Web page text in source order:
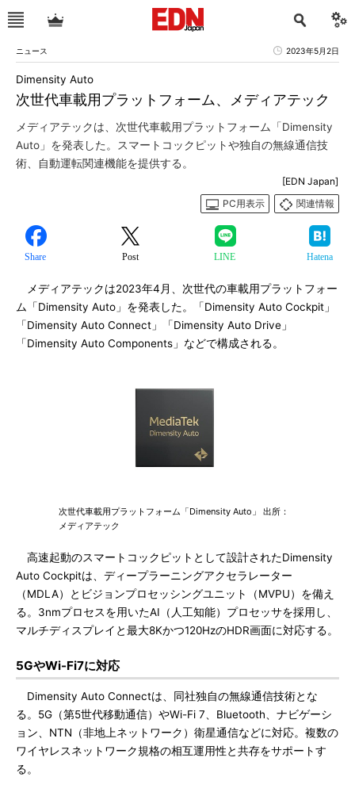
ニュース 2023年5月2日
次世代車載用プラットフォーム、メディアテック
Dimensity Auto
メディアテックは、次世代車載用プラットフォーム「Dimensity
Auto」を発表した。スマートコックピットや独自の無線通信技
術、自動運転関連機能を提供する。
[EDN Japan]
PC用表示
関連情報
Share Post LINE Hatena
メディアテックは2023年4月、次世代の車載用プラットフォー
ム「Dimensity Auto」を発表した。「Dimensity Auto Cockpit」
「Dimensity Auto Connect」「Dimensity Auto Drive」
「Dimensity Auto Components」などで構成される。
次世代車載用プラットフォーム「Dimensity Auto」 出所：
メディアテック
高速起動のスマートコックピットとして設計されたDimensity
Auto Cockpitは、ディープラーニングアクセラレーター
（MDLA）とビジョンプロセッシングユニット（MVPU）を備え
る。3nmプロセスを用いたAI（人工知能）プロセッサを採用し、
マルチディスプレイと最大8Kかつ120HzのHDR画面に対応する。
5GやWi-Fi7に対応
Dimensity Auto Connectは、同社独自の無線通信技術とな
る。5G（第5世代移動通信）やWi-Fi 7、Bluetooth、ナビゲーシ
ョン、NTN（非地上ネットワーク）衛星通信などに対応。複数の
ワイヤレスネットワーク規格の相互運用性と共存をサポートす
る。